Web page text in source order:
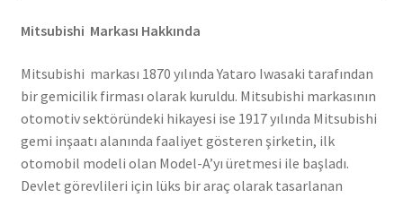
Mitsubishi Markası Hakkında
Mitsubishi markası 1870 yılında Yataro Iwasaki tarafından
bir gemicilik firması olarak kuruldu. Mitsubishi markasının
otomotiv sektöründeki hikayesi ise 1917 yılında Mitsubishi
gemi inşaatı alanında faaliyet gösteren şirketin, ilk
otomobil modeli olan Model-A’yı üretmesi ile başladı.
Devlet görevlileri için lüks bir araç olarak tasarlanan